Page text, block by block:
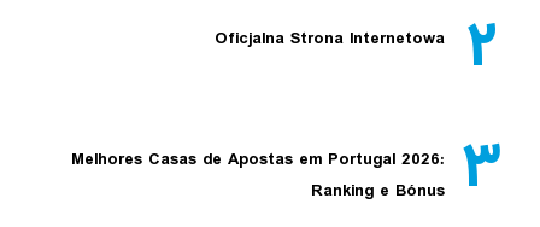
۲ Oficjalna Strona Internetowa
۳
Melhores Casas de Apostas em Portugal 2026:
Ranking e Bónus